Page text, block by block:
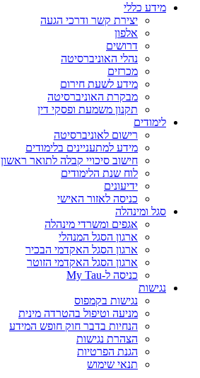
מידע כללי
יצירת קשר ודרכי הגעה
אלפון
דרושים
נהלי האוניברסיטה
מכרזים
מידע לשעת חירום
מבקרת האוניברסיטה
תקנון משמעת ופסקי דין
לימודים
רישום לאוניברסיטה
מידע למתעניינים בלימודים
חישוב סיכויי קבלה לתואר ראשון
לוח שנת הלימודים
ידיעונים
כניסה לאזור האישי
סגל ומינהלה
אגפים ומשרדי מינהלה
ארגון הסגל המנהלי
ארגון הסגל האקדמי הבכיר
ארגון הסגל האקדמי הזוטר
כניסה ל-My Tau
נגישות
נגישות בקמפוס
מניעה וטיפול בהטרדה מינית
הנחיות בדבר חוק חופש המידע
הצהרת נגישות
הגנת הפרטיות
תנאי שימוש